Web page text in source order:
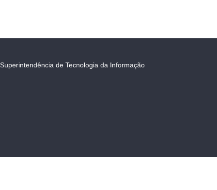
Superintendência de Tecnologia da Informação